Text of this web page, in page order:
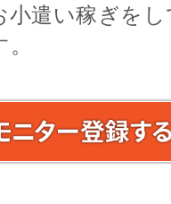
小遣い稼ぎを